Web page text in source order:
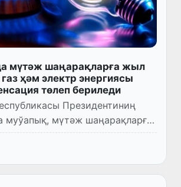
мүтәж шаңарақларға жыл
ҳәм электр энергиясы
төлеп бериледи
Президентиниң
муўапық, мүтәж шаңарақларға
энергиясы ҳәм тәбийғый
айда мәмлекет тәрепинен
төлеп бериледи...